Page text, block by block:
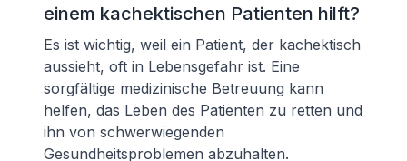
einem kachektischen Patienten hilft?
Es ist wichtig, weil ein Patient, der kachektisch
aussieht, oft in Lebensgefahr ist. Eine
sorgfältige medizinische Betreuung kann
helfen, das Leben des Patienten zu retten und
ihn von schwerwiegenden
Gesundheitsproblemen abzuhalten.